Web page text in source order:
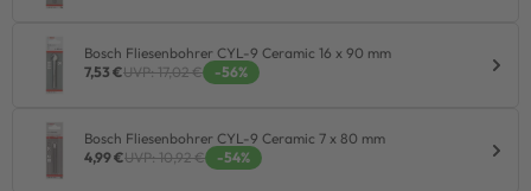
Bosch Fliesenbohrer CYL-9 Ceramic 16 x 90 mm
7,53 €UVP: 17,02 € -56%
Bosch Fliesenbohrer CYL-9 Ceramic 7 x 80 mm
4,99 €UVP: 10,92 € -54%